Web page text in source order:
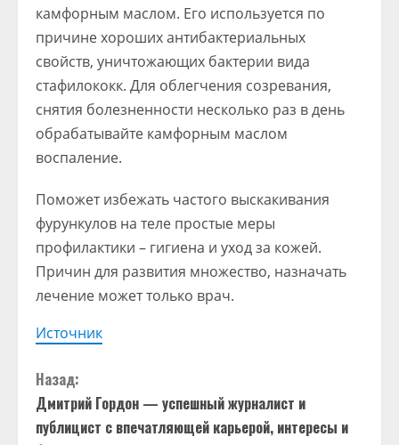
камфорным маслом. Его используется по
причине хороших антибактериальных
свойств, уничтожающих бактерии вида
стафилококк. Для облегчения созревания,
снятия болезненности несколько раз в день
обрабатывайте камфорным маслом
воспаление.
Поможет избежать частого выскакивания
фурункулов на теле простые меры
профилактики – гигиена и уход за кожей.
Причин для развития множество, назначать
лечение может только врач.
Источник
П
р
Назад:
Дмитрий Гордон — успешный журналист и
публицист с впечатляющей карьерой, интересы и